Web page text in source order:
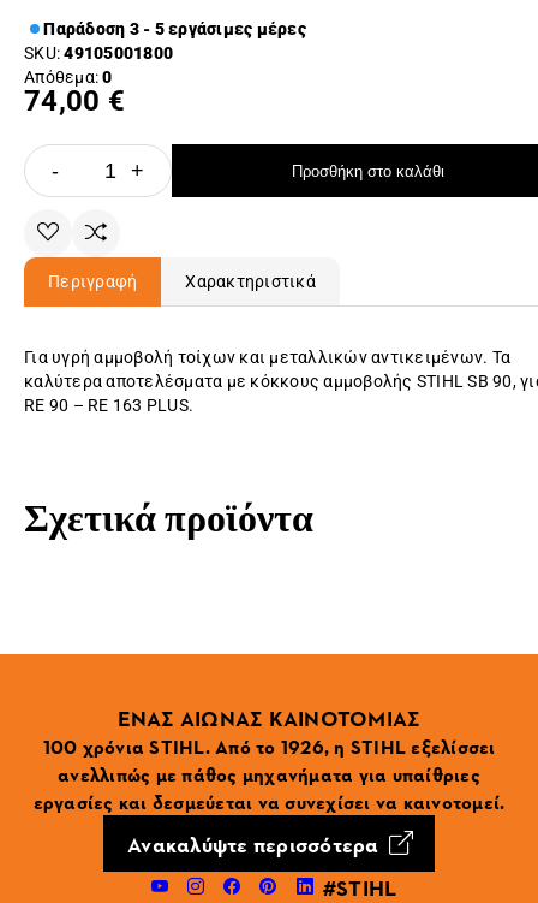
Παράδοση 3 - 5 εργάσιμες μέρες
SKU:49105001800
Απόθεμα:0
74,00 €
- + Προσθήκη στο καλάθι
Περιγραφή Χαρακτηριστικά
Για υγρή αμμοβολή τοίχων και μεταλλικών αντικειμένων. Τα
καλύτερα αποτελέσματα με κόκκους αμμοβολής STIHL SB 90,
RE 90 – RE 163 PLUS.
Σχετικά προϊόντα
ΕΝΑΣ ΑΙΩΝΑΣ ΚΑΙΝΟΤΟΜΙΑΣ
100 χρόνια STIHL. Από το 1926, η STIHL εξελίσσει
ανελλιπώς με πάθος μηχανήματα για υπαίθριες
εργασίες και δεσμεύεται να συνεχίσει να καινοτομεί.
Ανακαλύψτε περισσότερα
#STIHL